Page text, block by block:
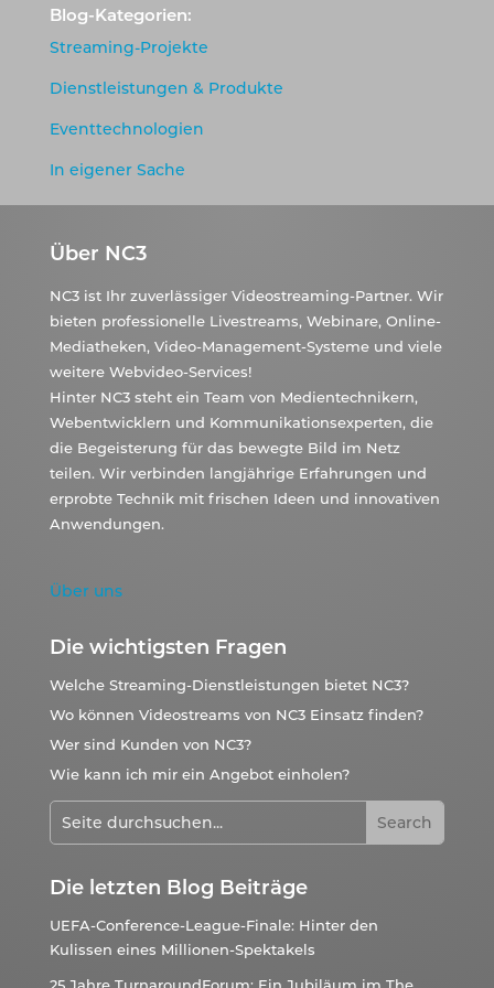
Blog-Kategorien:
Streaming-Projekte
Dienstleistungen & Produkte
Eventtechnologien
In eigener Sache
Über NC3
NC3 ist Ihr zuverlässiger Videostreaming-Partner. Wir
bieten professionelle Livestreams, Webinare, Online-
Mediatheken, Video-Management-Systeme und viele
weitere Webvideo-Services!
Hinter NC3 steht ein Team von Medientechnikern,
Webentwicklern und Kommunikationsexperten, die
die Begeisterung für das bewegte Bild im Netz
teilen. Wir verbinden langjährige Erfahrungen und
erprobte Technik mit frischen Ideen und innovativen
Anwendungen.
Über uns
Die wichtigsten Fragen
Welche Streaming-Dienstleistungen bietet NC3?
Wo können Videostreams von NC3 Einsatz finden?
Wer sind Kunden von NC3?
Wie kann ich mir ein Angebot einholen?
Die letzten Blog Beiträge
UEFA-Conference-League-Finale: Hinter den
Kulissen eines Millionen-Spektakels